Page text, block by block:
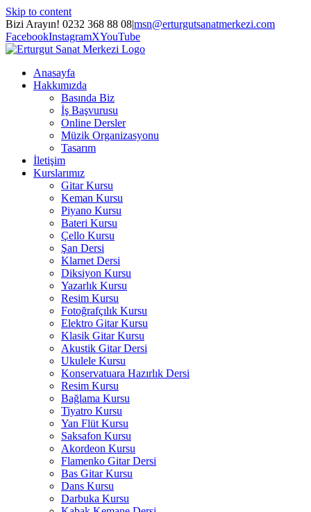
Skip to content
Bizi Arayın! 0232 368 88 08|msn@erturgutsanatmerkezi.com
FacebookInstagramXYouTube
Anasayfa
Hakkımızda
Basında Biz
İş Başvurusu
Online Dersler
Müzik Organizasyonu
Tasarım
İletişim
Kurslarımız
Gitar Kursu
Keman Kursu
Piyano Kursu
Bateri Kursu
Çello Kursu
Şan Dersi
Klarnet Dersi
Diksiyon Kursu
Yazarlık Kursu
Resim Kursu
Fotoğrafçılık Kursu
Elektro Gitar Kursu
Klasik Gitar Kursu
Akustik Gitar Dersi
Ukulele Kursu
Konservatuara Hazırlık Dersi
Resim Kursu
Bağlama Kursu
Tiyatro Kursu
Yan Flüt Kursu
Saksafon Kursu
Akordeon Kursu
Flamenko Gitar Dersi
Bas Gitar Kursu
Dans Kursu
Darbuka Kursu